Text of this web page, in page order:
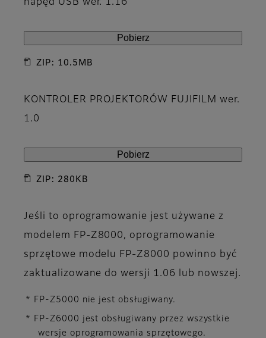
napęd USB wer. 1.16
Pobierz
ZIP: 10.5MB
KONTROLER PROJEKTORÓW FUJIFILM wer.
1.0
Pobierz
ZIP: 280KB
Jeśli to oprogramowanie jest używane z
modelem FP-Z8000, oprogramowanie
sprzętowe modelu FP-Z8000 powinno być
zaktualizowane do wersji 1.06 lub nowszej.
* FP-Z5000 nie jest obsługiwany.
* FP-Z6000 jest obsługiwany przez wszystkie
wersje oprogramowania sprzętowego.